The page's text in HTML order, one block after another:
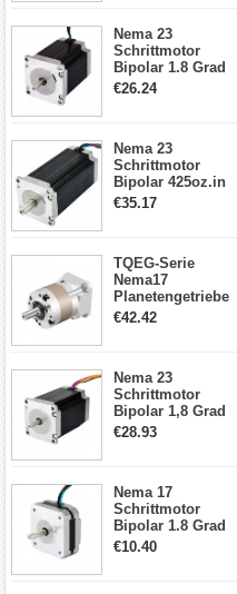
Nema 23
Schrittmotor
Bipolar 1.8 Grad
1.9Nm 3A 3.36V 4
€26.24
Nema 23
Schrittmotor
Bipolar 425oz.in
4.2A 57x57x114mm
€35.17
TQEG-Serie
Nema17
Planetengetriebe
5:1 Spiel 15Arc-
€42.42
Nema 23
Schrittmotor
Bipolar 1,8 Grad
2,83Nm 4 A 2,26V
€28.93
Nema 17
Schrittmotor
Bipolar 1.8 Grad
8.7Ncm 1A 3.5V 4
€10.40